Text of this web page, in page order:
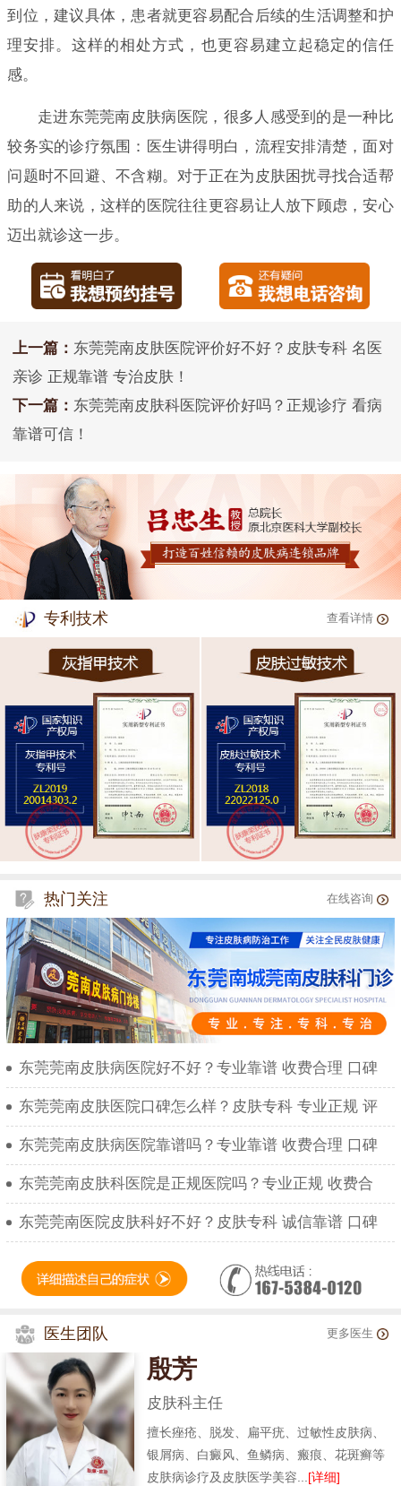
到位，建议具体，患者就更容易配合后续的生活调整和护
理安排。这样的相处方式，也更容易建立起稳定的信任
感。
走进东莞莞南皮肤病医院，很多人感受到的是一种比
较务实的诊疗氛围：医生讲得明白，流程安排清楚，面对
问题时不回避、不含糊。对于正在为皮肤困扰寻找合适帮
助的人来说，这样的医院往往更容易让人放下顾虑，安心
迈出就诊这一步。
上一篇： 东莞莞南皮肤医院评价好不好？皮肤专科 名医
亲诊 正规靠谱 专治皮肤！
下一篇： 东莞莞南皮肤科医院评价好吗？正规诊疗 看病
靠谱可信！
专利技术 查看详情
热门关注 在线咨询
东莞莞南皮肤病医院好不好？专业靠谱 收费合理 口碑
东莞莞南皮肤医院口碑怎么样？皮肤专科 专业正规 评
东莞莞南皮肤病医院靠谱吗？专业靠谱 收费合理 口碑
东莞莞南皮肤科医院是正规医院吗？专业正规 收费合
东莞莞南医院皮肤科好不好？皮肤专科 诚信靠谱 口碑
医生团队 更多医生
殷芳
皮肤科主任
擅长痤疮、脱发、扁平疣、过敏性皮肤病、
银屑病、白癜风、鱼鳞病、瘢痕、花斑癣等
皮肤病诊疗及皮肤医学美容... [详细]